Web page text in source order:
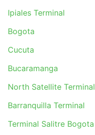
Ipiales Terminal
Bogota
Cucuta
Bucaramanga
North Satellite Terminal
Barranquilla Terminal
Terminal Salitre Bogota